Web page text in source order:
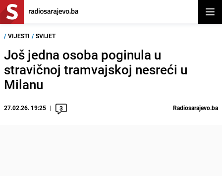
/ VIJESTI / SVIJET
Još jedna osoba poginula u
stravičnoj tramvajskoj nesreći u
Milanu
27.02.26. 19:25 3 Radiosarajevo.ba